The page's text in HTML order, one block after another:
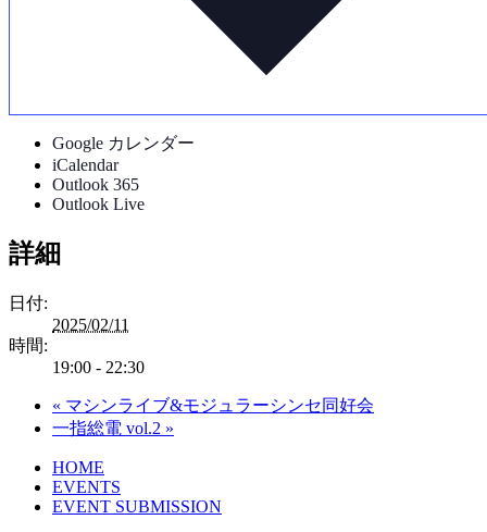
Google カレンダー
iCalendar
Outlook 365
Outlook Live
詳細
日付:
2025/02/11
時間:
19:00 - 22:30
« マシンライブ&モジュラーシンセ同好会
一指総電 vol.2 »
HOME
EVENTS
EVENT SUBMISSION